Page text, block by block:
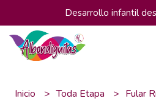
Desarrollo infantil
Inicio Toda Etapa Fular